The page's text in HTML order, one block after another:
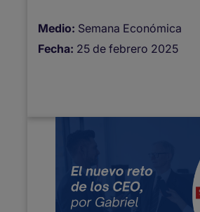
Medio: Semana Económica
Fecha: 25 de febrero 2025